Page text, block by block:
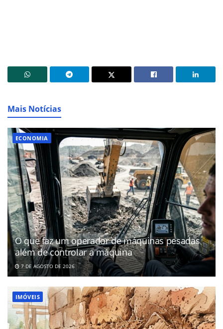
Mais Notícias
ECONOMIA
O que faz um operador de máquinas pesadas
além de controlar a máquina
7 DE AGOSTO DE 2026
IMÓVEIS